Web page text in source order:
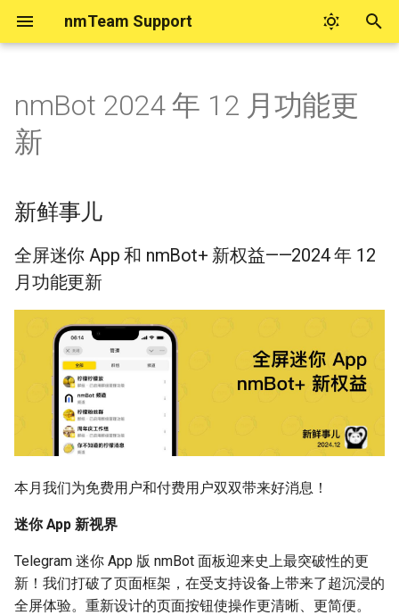
nmTeam Support
开
搜
索
nmTeam 账号帮助
实用工具
nmBot 商业功能
商业定时任务
在 nmBot 面板管理群组（若
面板中找不到群组）
置功能
允许 nmTeam 支持解封误封
用户
紧急模式
使用 pin 指令置顶或取消置顶
nmBot 群组功能所需权限说明
使用 warn 指令警告成员和频
道
新鲜事儿
更新
迷你 App 新视界
nmBot+ 新权益
2024 年 12 月 18 日 16:38
2024 年 12 月 17 日 19:30
2024 年 12 月 17 日 17:15
nmBot+ 订阅新方式
全屏迷你 App
操作更便捷
nmBot 积分
nmBot 智能
nmBot 智能与隐私
nmBot Copilot
nmBot 服务隐私政策
nmBot+ 服务使用条款
nmBot 群组使用三方协议
nmBot 面板
管理对 nmBot 面板的授权
nmBot+
nmBot+ 订阅方式
如何购买 Telegram 星币
如果“频道验证”在您的群组中
不工作
如果您无法访问 nmBot 面板
为什么 nmBot 删除了我发送
到群组的消息？
如果您无法在 nmBot 面板登
联系 nmTeam
社交媒体上的 nmTeam
联系 nmTeam 支持
无障碍合作与反馈
nmBot 2024 年 12 月功能更
新
新鲜事儿
全屏迷你 App 和 nmBot+ 新权益——2024 年 12
月功能更新
本月我们为免费用户和付费用户双双带来好消息！
迷你 App 新视界
Telegram 迷你 App 版 nmBot 面板迎来史上最突破性的更
新！我们打破了页面框架，在受支持设备上带来了超沉浸的
全屏体验。重新设计的页面按钮使操作更清晰、更简便。